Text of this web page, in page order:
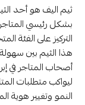
ثيم اليف هو أحد
بشكل رئيسي
التركيز على الفئة
هذا الثيم بين
أصحاب المتاجر في
ليواكب متطلبات
النمو وتغيير هوية